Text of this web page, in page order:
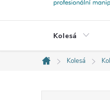
Kolesá
Domov
Kolesá